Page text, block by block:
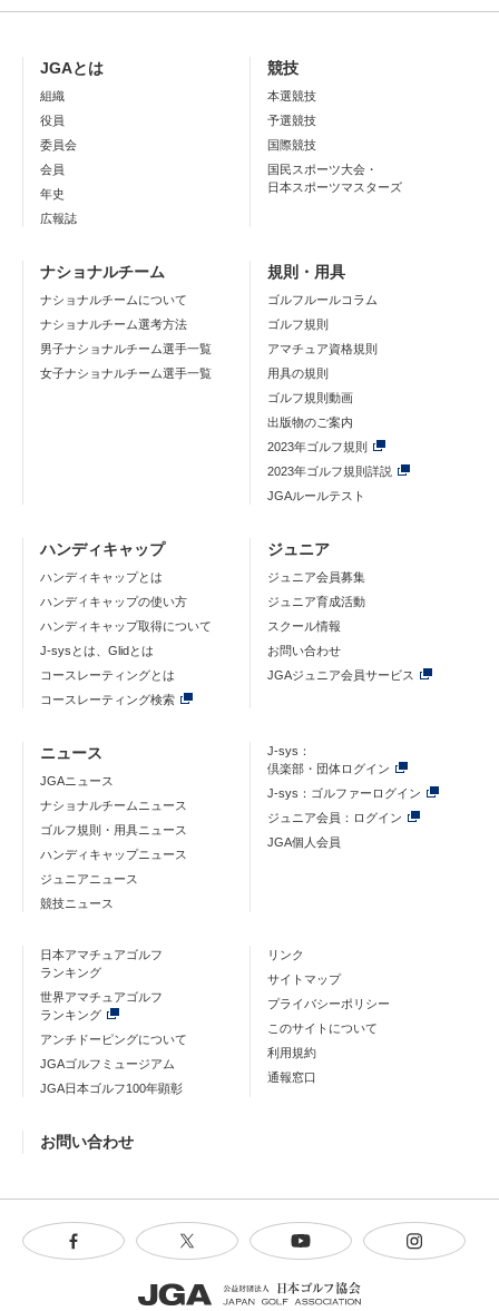
JGAとは
組織
役員
委員会
会員
年史
広報誌
競技
本選競技
予選競技
国際競技
国民スポーツ大会・
日本スポーツマスターズ
ナショナルチーム
ナショナルチームについて
ナショナルチーム選考方法
男子ナショナルチーム選手一覧
女子ナショナルチーム選手一覧
規則・用具
ゴルフルールコラム
ゴルフ規則
アマチュア資格規則
用具の規則
ゴルフ規則動画
出版物のご案内
2023年ゴルフ規則
2023年ゴルフ規則詳説
JGAルールテスト
ハンディキャップ
ハンディキャップとは
ハンディキャップの使い方
ハンディキャップ取得について
J-sysとは、Glidとは
コースレーティングとは
コースレーティング検索
ジュニア
ジュニア会員募集
ジュニア育成活動
スクール情報
お問い合わせ
JGAジュニア会員サービス
ニュース
JGAニュース
ナショナルチームニュース
ゴルフ規則・用具ニュース
ハンディキャップニュース
ジュニアニュース
競技ニュース
J-sys：
倶楽部・団体ログイン
J-sys：ゴルファーログイン
ジュニア会員：ログイン
JGA個人会員
日本アマチュアゴルフ
ランキング
世界アマチュアゴルフ
ランキング
アンチドーピングについて
JGAゴルフミュージアム
JGA日本ゴルフ100年顕彰
リンク
サイトマップ
プライバシーポリシー
このサイトについて
利用規約
通報窓口
お問い合わせ